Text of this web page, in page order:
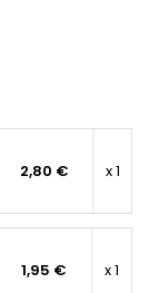
2,80 € x 1
1,95 € x 1